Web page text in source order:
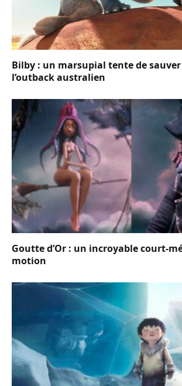
Bilby : un marsupial tente de
l’outback australien
Goutte d’Or : un incroyable court-
motion